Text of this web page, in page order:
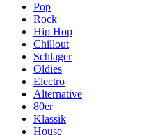
Pop
Rock
Hip Hop
Chillout
Schlager
Oldies
Electro
Alternative
80er
Klassik
House